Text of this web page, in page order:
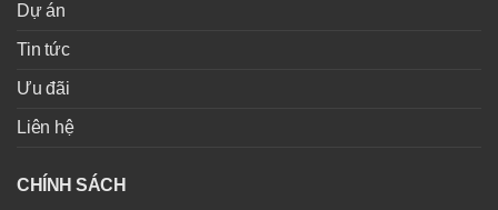
Dự án
Tin tức
Ưu đãi
Liên hệ
CHÍNH SÁCH